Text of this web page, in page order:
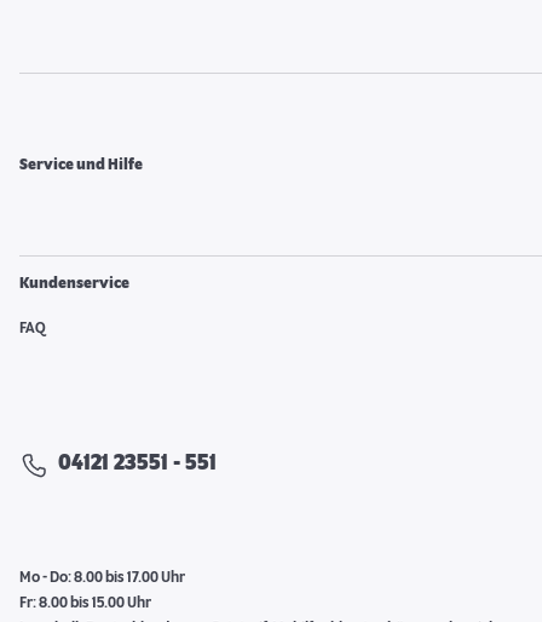
Service und Hilfe
Kundenservice
FAQ
04121 23551 - 551
Mo - Do: 8.00 bis 17.00 Uhr
Fr: 8.00 bis 15.00 Uhr